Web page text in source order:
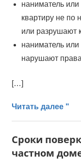
наниматель
квартиру не по
или разрушают
наниматель или
нарушают
[…]
Читать далее "
Сроки
частном